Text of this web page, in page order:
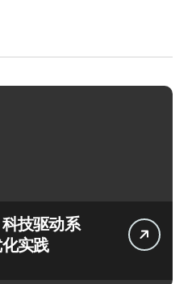
技驱动系
实践